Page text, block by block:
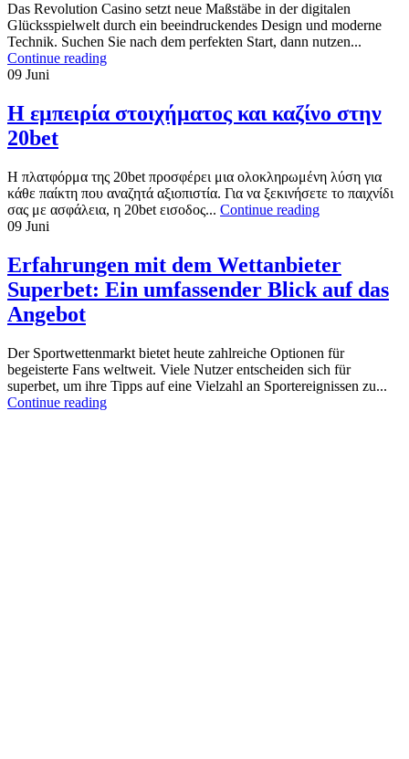
Das Revolution Casino setzt neue Maßstäbe in der digitalen
Glücksspielwelt durch ein beeindruckendes Design und moderne
Technik. Suchen Sie nach dem perfekten Start, dann nutzen...
Continue reading
09 Juni
Η εμπειρία στοιχήματος και καζίνο στην
20bet
Η πλατφόρμα της 20bet προσφέρει μια ολοκληρωμένη λύση για
κάθε παίκτη που αναζητά αξιοπιστία. Για να ξεκινήσετε το παιχνίδι
σας με ασφάλεια, η 20bet εισοδος... Continue reading
09 Juni
Erfahrungen mit dem Wettanbieter
Superbet: Ein umfassender Blick auf das
Angebot
Der Sportwettenmarkt bietet heute zahlreiche Optionen für
begeisterte Fans weltweit. Viele Nutzer entscheiden sich für
superbet, um ihre Tipps auf eine Vielzahl an Sportereignissen zu...
Continue reading